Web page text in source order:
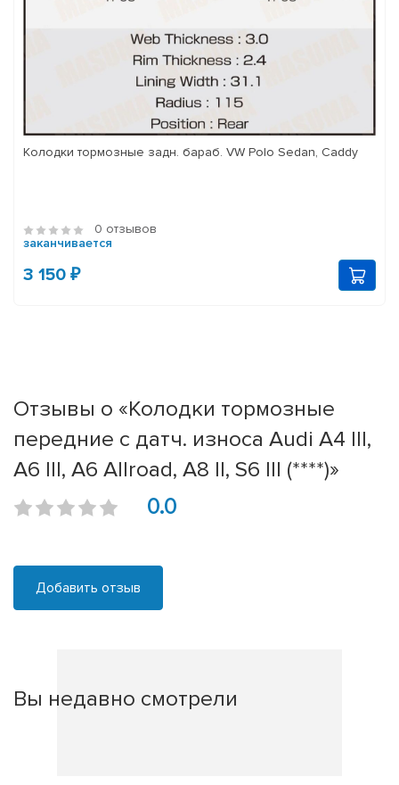
Колодки тормозные задн. бараб. VW Polo Sedan, Caddy
0 отзывов
заканчивается
3 150 ₽
Отзывы о «Колодки тормозные
передние с датч. износа Audi A4 III,
A6 III, A6 Allroad, A8 II, S6 III (****)»
0.0
Добавить отзыв
Вы недавно смотрели